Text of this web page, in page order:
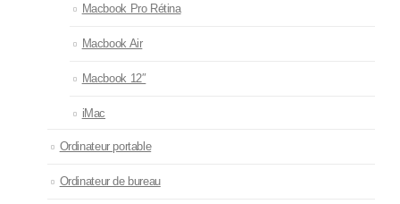
Macbook Pro Rétina
Macbook Air
Macbook 12″
iMac
Ordinateur portable
Ordinateur de bureau